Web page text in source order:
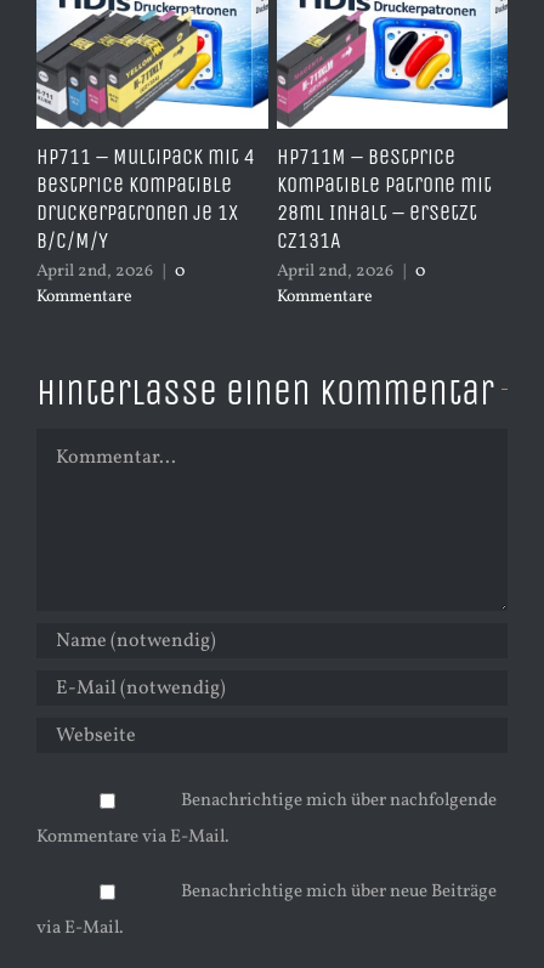
HP711 – Multipack mit 4
BestPrice kompatible
Druckerpatronen je 1x
B/C/M/Y
April 2nd, 2026 | 0
Kommentare
HP711M – BestPrice
kompatible Patrone mit
28ml Inhalt – ersetzt
CZ131A
April 2nd, 2026 | 0
Kommentare
Hinterlasse einen Kommentar
Kommentar
Benachrichtige mich über nachfolgende
Kommentare via E-Mail.
Benachrichtige mich über neue Beiträge
via E-Mail.